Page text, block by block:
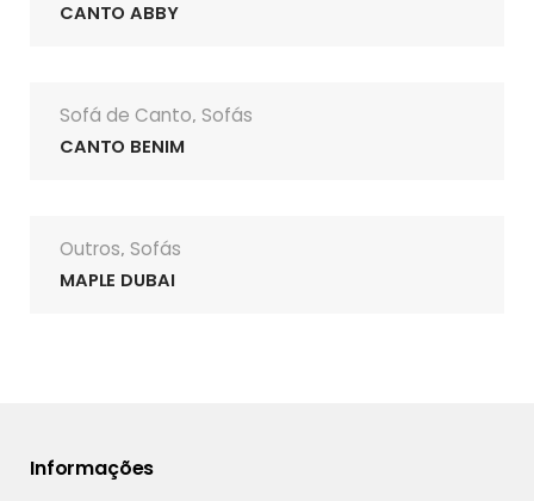
CANTO ABBY
Sofá de Canto, Sofás
CANTO BENIM
Outros, Sofás
MAPLE DUBAI
Informações